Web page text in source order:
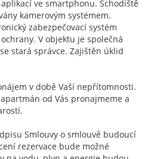
ve smartphonu. Schodiště
kamerovým systémem.
zabezpečovací systém
V objektu je společná
stará správce. Zajištěn úklid
v době Vaší nepřítomnosti.
od Vás pronajmeme a
Smlouvy o smlouvě budoucí
rezervace bude možné